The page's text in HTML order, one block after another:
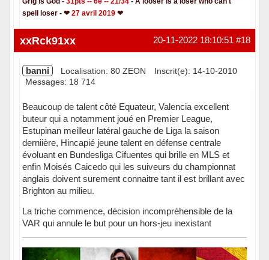
spell loser - ❤ 27 avril 2019❤
Hors ligne #18
20-11-2022 18:10:51
xxRck91xx
banni Localisation: 80 ZEON
Inscrit(e): 14-10-2010
Messages: 18 714
Beaucoup de talent côté Equateur, Valencia excellent
buteur qui a notamment joué en Premier League,
Estupinan meilleur latéral gauche de Liga la saison
derniière, Hincapié jeune talent en défense centrale
évoluant en Bundesliga Cifuentes qui brille en MLS et
enfin Moisés Caicedo qui les suiveurs du championnat
anglais doivent surement connaitre tant il est brillant avec
Brighton au milieu.
La triche commence, décision incompréhensible de la
VAR qui annule le but pour un hors-jeu inexistant